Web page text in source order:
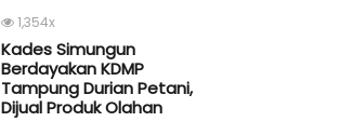
1,354x
Kades Simungun
Berdayakan KDMP
Tampung Durian Petani,
Dijual Produk Olahan